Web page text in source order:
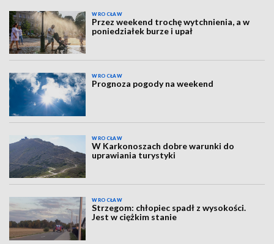
WROCŁAW
Przez weekend trochę wytchnienia, a w
poniedziałek burze i upał
WROCŁAW
Prognoza pogody na weekend
WROCŁAW
W Karkonoszach dobre warunki do
uprawiania turystyki
WROCŁAW
Strzegom: chłopiec spadł z wysokości.
Jest w ciężkim stanie